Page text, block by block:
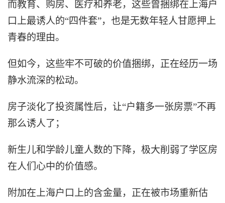
而教育、购房、医疗和养老，这些曾捆绑在上海户
口上最诱人的“四件套”，也是无数年轻人甘愿押上
青春的理由。
但如今，这些牢不可破的价值捆绑，正在经历一场
静水流深的松动。
房子淡化了投资属性后，让“户籍多一张房票”不再
那么诱人了；
新生儿和学龄儿童人数的下降，极大削弱了学区房
在人们心中的价值感。
附加在上海户口上的含金量，正在被市场重新估